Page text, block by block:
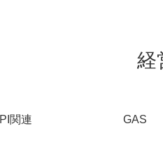
経
関連 GAS